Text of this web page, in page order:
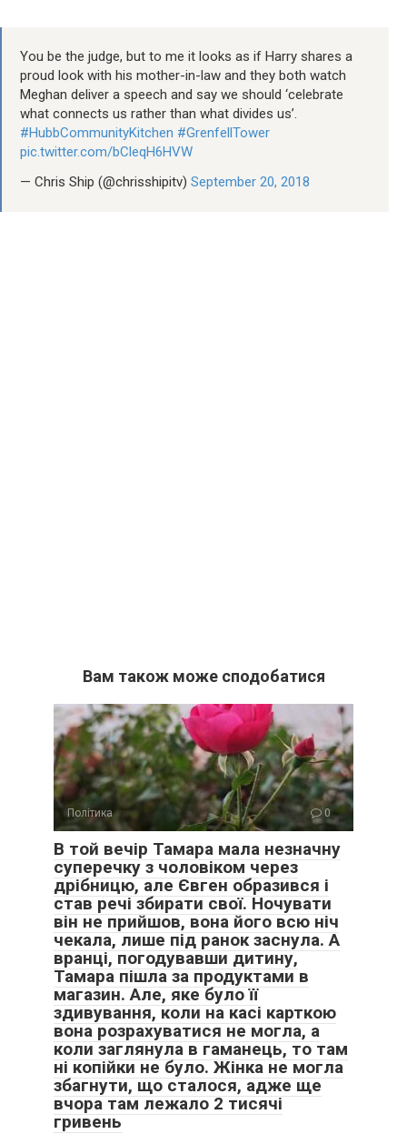
You be the judge, but to me it looks as if Harry shares a
proud look with his mother-in-law and they both watch
Meghan deliver a speech and say we should ‘celebrate
what connects us rather than what divides us’.
#HubbCommunityKitchen #GrenfellTower
pic.twitter.com/bCleqH6HVW
— Chris Ship (@chrisshipitv) September 20, 2018
Вам також може сподобатися
Політика 0
В той вечір Тамара мала незначну
суперечку з чоловіком через
дрібницю, але Євген образився і
став речі збирати свої. Ночувати
він не прийшов, вона його всю ніч
чекала, лише під ранок заснула. А
вранці, погодувавши дитину,
Тамара пішла за продуктами в
магазин. Але, яке було її
здивування, коли на касі карткою
вона розрахуватися не могла, а
коли заглянула в гаманець, то там
ні копійки не було. Жінка не могла
збагнути, що сталося, адже ще
вчора там лежало 2 тисячі
гривень